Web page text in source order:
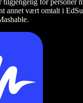
annet vært omtalt i